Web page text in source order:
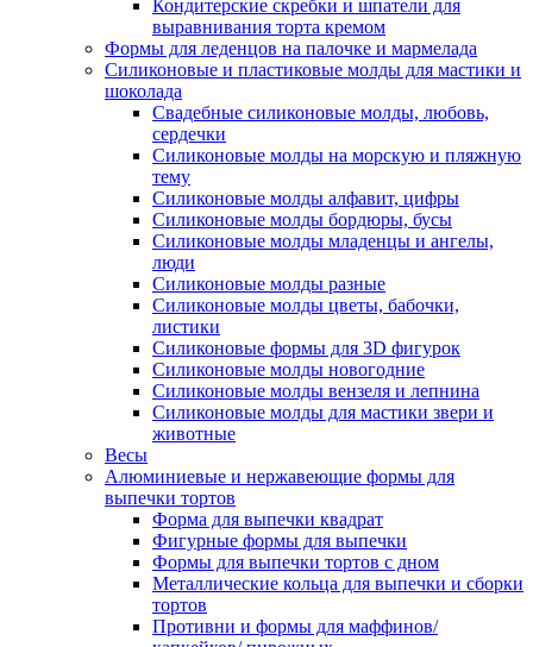
Кондитерские скребки и шпатели для
выравнивания торта кремом
Формы для леденцов на палочке и мармелада
Силиконовые и пластиковые молды для мастики и
шоколада
Свадебные силиконовые молды, любовь,
сердечки
Силиконовые молды на морскую и пляжную
тему
Силиконовые молды алфавит, цифры
Силиконовые молды бордюры, бусы
Силиконовые молды младенцы и ангелы,
люди
Силиконовые молды разные
Силиконовые молды цветы, бабочки,
листики
Силиконовые формы для 3D фигурок
Силиконовые молды новогодние
Силиконовые молды вензеля и лепнина
Силиконовые молды для мастики звери и
животные
Весы
Алюминиевые и нержавеющие формы для
выпечки тортов
Форма для выпечки квадрат
Фигурные формы для выпечки
Формы для выпечки тортов с дном
Металлические кольца для выпечки и сборки
тортов
Противни и формы для маффинов/